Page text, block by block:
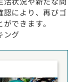
認により、再びゴ
できます。
ング